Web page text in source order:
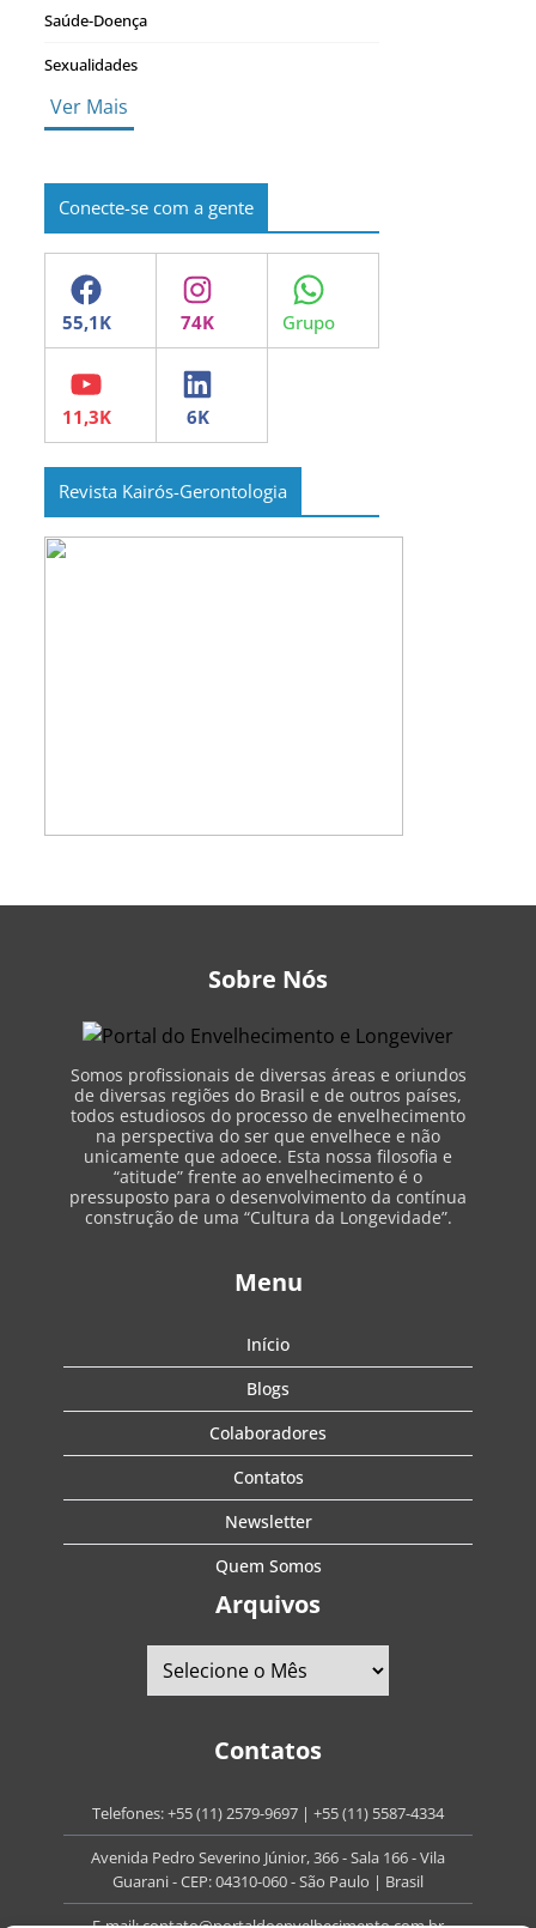
Saúde-Doença
Sexualidades
Ver Mais
Conecte-se com a gente
Facebook Instagram WhatsApp
YouTube LinkedIn
Revista Kairós-Gerontologia
Sobre Nós
Somos profissionais de diversas áreas e oriundos
de diversas regiões do Brasil e de outros países,
todos estudiosos do processo de envelhecimento
na perspectiva do ser que envelhece e não
unicamente que adoece. Esta nossa filosofia e
“atitude” frente ao envelhecimento é o
pressuposto para o desenvolvimento da contínua
construção de uma “Cultura da Longevidade”.
Menu
Início
Blogs
Colaboradores
Contatos
Newsletter
Quem Somos
Arquivos
Contatos
Telefones:+55 (11) 2579-9697 | +55 (11) 5587-4334
Avenida Pedro Severino Júnior, 366 - Sala 166 - Vila
Guarani - CEP: 04310-060 - São Paulo | Brasil